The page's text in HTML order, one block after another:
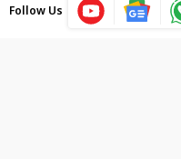
Follow Us